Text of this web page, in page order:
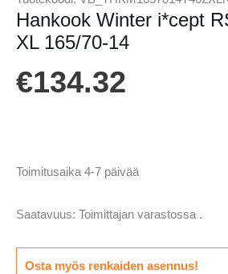
Hankook Winter i*cept
XL 165/70-14
€134.32
Toimitusaika 4-7 päivää
Saatavuus: Toimittajan varastossa .
Osta myös renkaiden asennus!